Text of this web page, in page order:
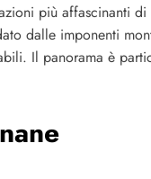
più affascinanti
dalle imponenti
Il panorama è